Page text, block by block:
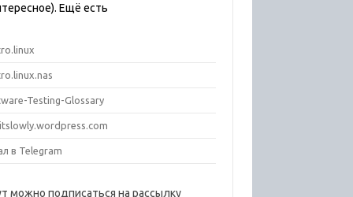
Ещё есть
Testing-Glossary
в Telegram
можно подписаться на рассылку